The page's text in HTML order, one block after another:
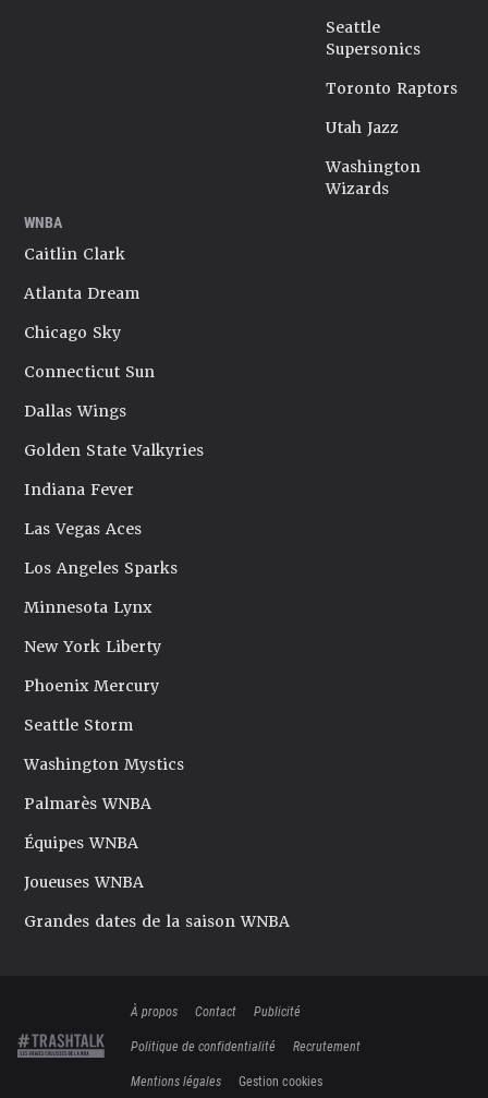
Seattle
Supersonics
Toronto Raptors
Utah Jazz
Washington
Wizards
WNBA
Caitlin Clark
Atlanta Dream
Chicago Sky
Connecticut Sun
Dallas Wings
Golden State Valkyries
Indiana Fever
Las Vegas Aces
Los Angeles Sparks
Minnesota Lynx
New York Liberty
Phoenix Mercury
Seattle Storm
Washington Mystics
Palmarès WNBA
Équipes WNBA
Joueuses WNBA
Grandes dates de la saison WNBA
À propos Contact
Publicité
Politique de confidentialité
Recrutement
Mentions légales
Gestion cookies